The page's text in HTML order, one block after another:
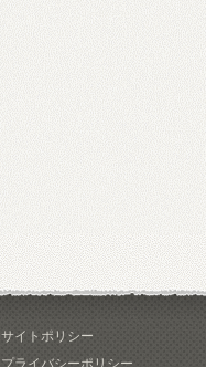
サイトポリシー
プライバシーポリシー